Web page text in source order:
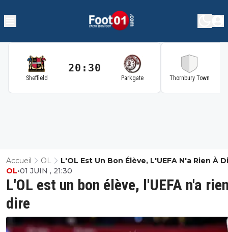
Sheffield
20:30
Parkgate Thornbury Town
Accueil OL L'OL Est Un Bon Élève, L'UEFA N'a Rien À
L'OL est un bon élève, l'UEFA n'a
dire
OL•01 JUIN , 21:30